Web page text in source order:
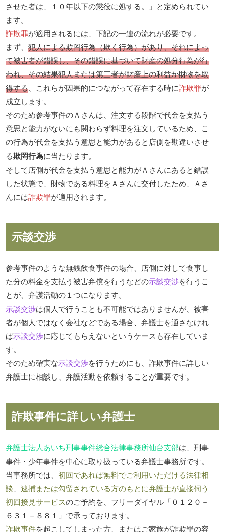
させた者は、１０年以下の懲役に処する。」と定められてい
ます。
詐欺罪が適用されるには、下記の一連の流れが必要です。
まず、犯人による欺罔行為（欺く行為）があり、それによっ
て被害者が錯誤し、その錯誤に基づいて財産の処分行為が行
われ、その結果犯人または第三者が財産上の利益か財物を取
得する 、これらが因果的につながって存在する時に詐欺罪が
成立します。
そのため参考事件のＡさんは、注文する段階で代金を支払う
意思と能力がないにも関わらず料理を注文しているため、こ
の行為が代金を支払う意思と能力があると店側を勘違いさせ
る欺罔行為に当たります。
そして店側が代金を支払う意思と能力がＡさんにあると錯誤
した状態で、財物である料理をＡさんに交付したため、Ａさ
んには詐欺罪が適用されます。
示談交渉
参考事件のような無銭飲食事件の場合、店側に対して食事し
た分の料金を支払う被害弁償を行うなどの示談交渉を行うこ
とが、弁護活動の１つになります。
示談交渉は個人で行うことも不可能ではありませんが、被害
者が個人ではなく会社などである場合、弁護士を通さなけれ
ば示談交渉に応じてもらえないというケースも存在していま
す。
そのため確実な示談交渉を行うためにも、詐欺事件に詳しい
弁護士に相談し、弁護活動を依頼することが重要です。
詐欺事件に詳しい弁護士
弁護士法人あいち刑事事件総合法律事務所仙台支部は、刑事
事件・少年事件を中心に取り扱っている弁護士事務所です。
当事務所では、初回であれば無料でご利用いただける法律相
談 、逮捕または勾留されている方のもとに弁護士が直接伺う
初回接見サービスのご予約を、フリーダイヤル「０１２０－
６３１－８８１」で承っております。
詐欺事件を起こしてしまった方、またはご家族が詐欺罪の容